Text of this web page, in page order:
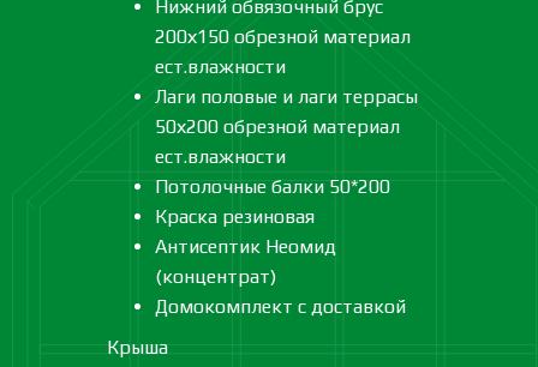
Нижний обвязочный брус
200х150 обрезной материал
ест.влажности
Лаги половые и лаги террасы
50х200 обрезной материал
ест.влажности
Потолочные балки 50*200
Краска резиновая
Антисептик Неомид
(концентрат)
Домокомплект с доставкой
Крыша